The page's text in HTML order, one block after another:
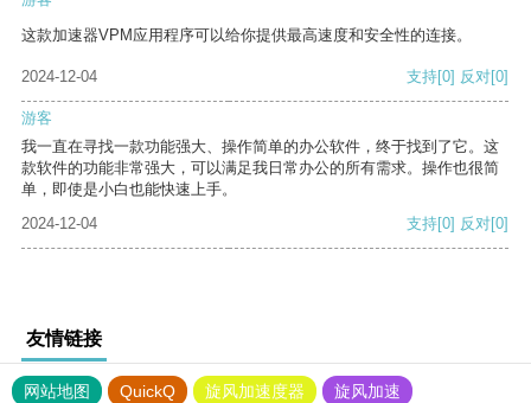
这款加速器VPM应用程序可以给你提供最高速度和安全性的连接。
2024-12-04 支持[0] 反对[0]
游客
我一直在寻找一款功能强大、操作简单的办公软件，终于找到了它。这
款软件的功能非常强大，可以满足我日常办公的所有需求。操作也很简
单，即使是小白也能快速上手。
2024-12-04
支持[0] 反对[0]
友情链接
网站地图 QuickQ 旋风加速度器
旋风加速